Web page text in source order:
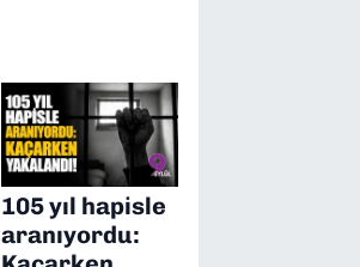
105 yıl hapisle
aranıyordu: